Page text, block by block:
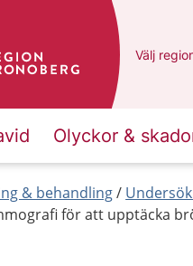
Du har
Välj en
Olyckor &
& behandling
för att upptäcka